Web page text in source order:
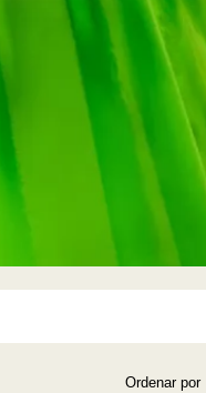
Ordenar por